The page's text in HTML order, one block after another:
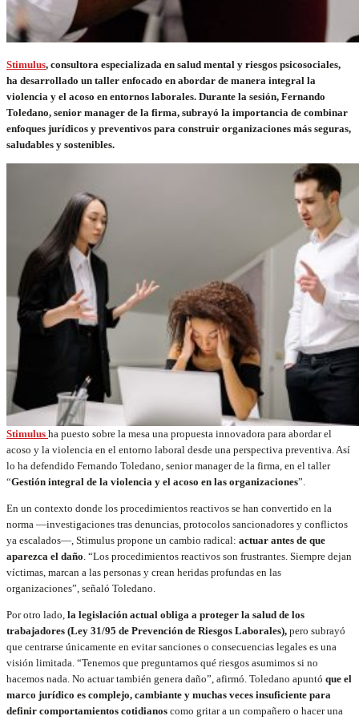
Stimulus, consultora especializada en salud mental y riesgos psicosociales,
ha desarrollado un taller enfocado en abordar de manera integral la
violencia y el acoso en entornos laborales. Durante la sesión, Fernando
Toledano, senior manager de la firma, subrayó la importancia de combinar
enfoques jurídicos y preventivos para construir organizaciones más seguras,
saludables y sostenibles.
Stimulus ha puesto sobre la mesa una propuesta innovadora para abordar el
acoso y la violencia en el entorno laboral desde una perspectiva preventiva. Así
lo ha defendido Fernando Toledano, senior manager de la firma, en el taller
“Gestión integral de la violencia y el acoso en las organizaciones”.
En un contexto donde los procedimientos reactivos se han convertido en la
norma —investigaciones tras denuncias, protocolos sancionadores y conflictos
ya escalados—, Stimulus propone un cambio radical: actuar antes de que
aparezca el daño. “Los procedimientos reactivos son frustrantes. Siempre dejan
víctimas, marcan a las personas y crean heridas profundas en las
organizaciones”, señaló Toledano.
Por otro lado, la legislación actual obliga a proteger la salud de los
trabajadores (Ley 31/95 de Prevención de Riesgos Laborales), pero subrayó
que centrarse únicamente en evitar sanciones o consecuencias legales es una
visión limitada. “Tenemos que preguntarnos qué riesgos asumimos si no
hacemos nada. No actuar también genera daño”, afirmó. Toledano apuntó que el
marco jurídico es complejo, cambiante y muchas veces insuficiente para
definir comportamientos cotidianos como gritar a un compañero o hacer una